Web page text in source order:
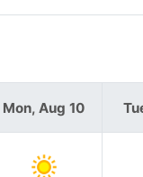
Mon, Aug 10